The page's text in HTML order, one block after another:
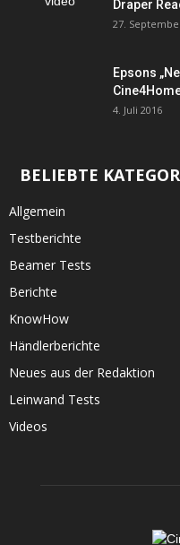
Draper
27.
Epsons
4. Juli 2016
BELIEBTE
Allgemein
Testberichte
Beamer Tests
Berichte
KnowHow
Händlerberichte
Neues aus der Redaktion
Leinwand Tests
Videos